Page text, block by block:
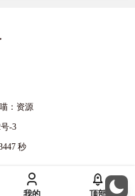
：资源
-3
秒
我的 顶部